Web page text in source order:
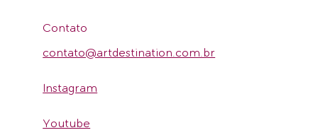
Contato
contato@artdestination.com.br
Instagram
Youtube